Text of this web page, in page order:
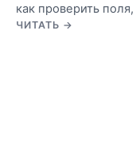
как проверить
содержание,
ЧИТАТЬ →